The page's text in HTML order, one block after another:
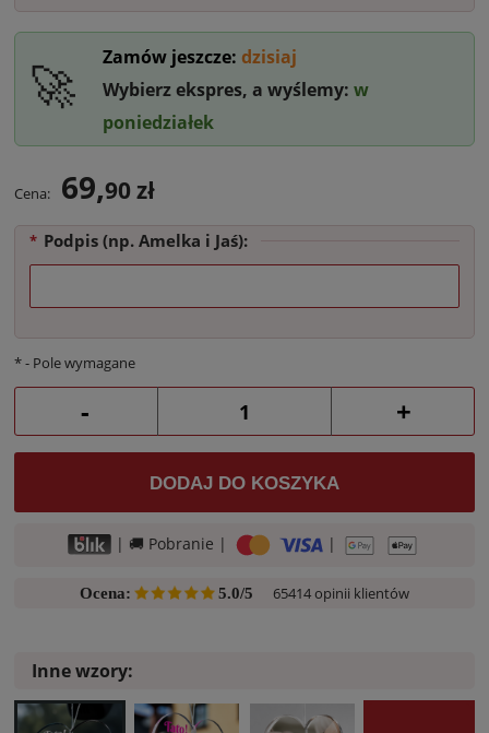
🚀 Zamów jeszcze: dzisiaj
Wybierz ekspres, a wyślemy: w
poniedziałek
Cena: 69,90 zł
* Podpis (np. Amelka i Jaś):
*- Pole wymagane
- +
DODAJ DO KOSZYKA
| 🚚 Pobranie | |
Ocena: 5.0/5 65414 opinii klientów
Inne wzory: